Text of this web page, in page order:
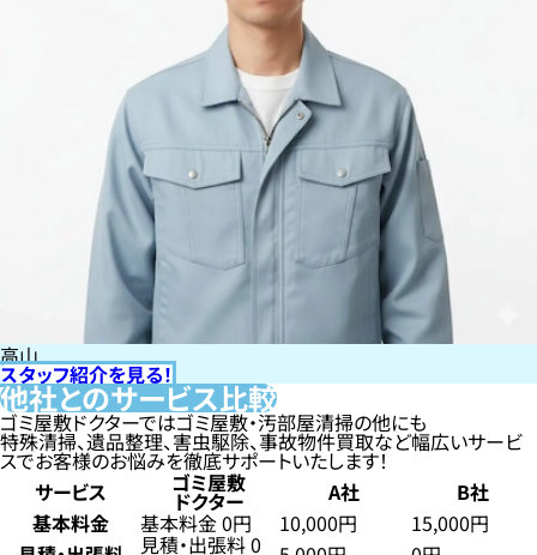
高山
スタッフ紹介を見る！
他社とのサービス比較
ゴミ屋敷ドクターではゴミ屋敷・汚部屋清掃の他にも
特殊清掃、遺品整理、害虫駆除、事故物件買取など幅広いサービ
スでお客様のお悩みを徹底サポートいたします！
サービス
ゴミ屋敷
ドクター A社
B社
基本料金
基本料金 0円 10,000円
15,000円
見積・出張料 0